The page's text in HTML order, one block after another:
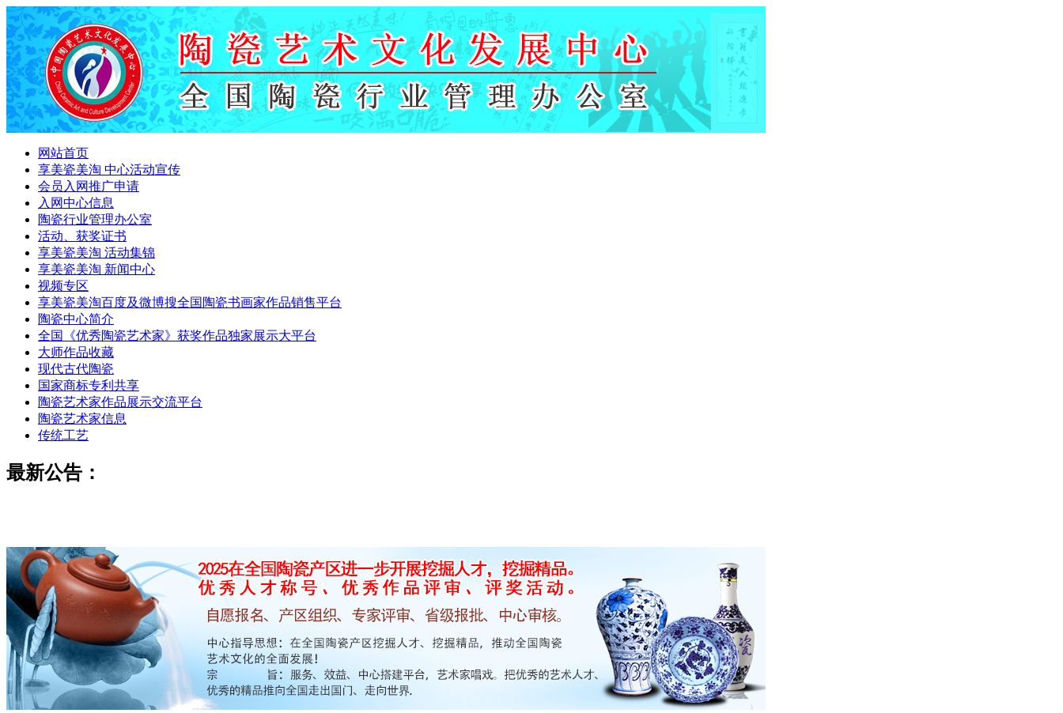
网站首页
享美瓷美淘 中心活动宣传
会员入网推广申请
入网中心信息
陶瓷行业管理办公室
活动、获奖证书
享美瓷美淘 活动集锦
享美瓷美淘 新闻中心
视频专区
享美瓷美淘百度及微博搜全国陶瓷书画家作品销售平台
陶瓷中心简介
全国《优秀陶瓷艺术家》获奖作品独家展示大平台
大师作品收藏
现代古代陶瓷
国家商标专利共享
陶瓷艺术家作品展示交流平台
陶瓷艺术家信息
传统工艺
最新公告：